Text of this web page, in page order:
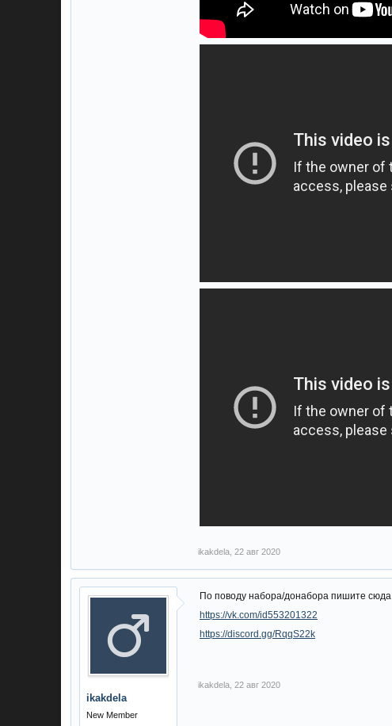
ikakdela 22 авг 2020
ikakdela
New Member
По поводу набора/донабора пишите сюда
https://vk.com/id553201322
https://discord.gg/RqqS22k
ikakdela 22 авг 2020